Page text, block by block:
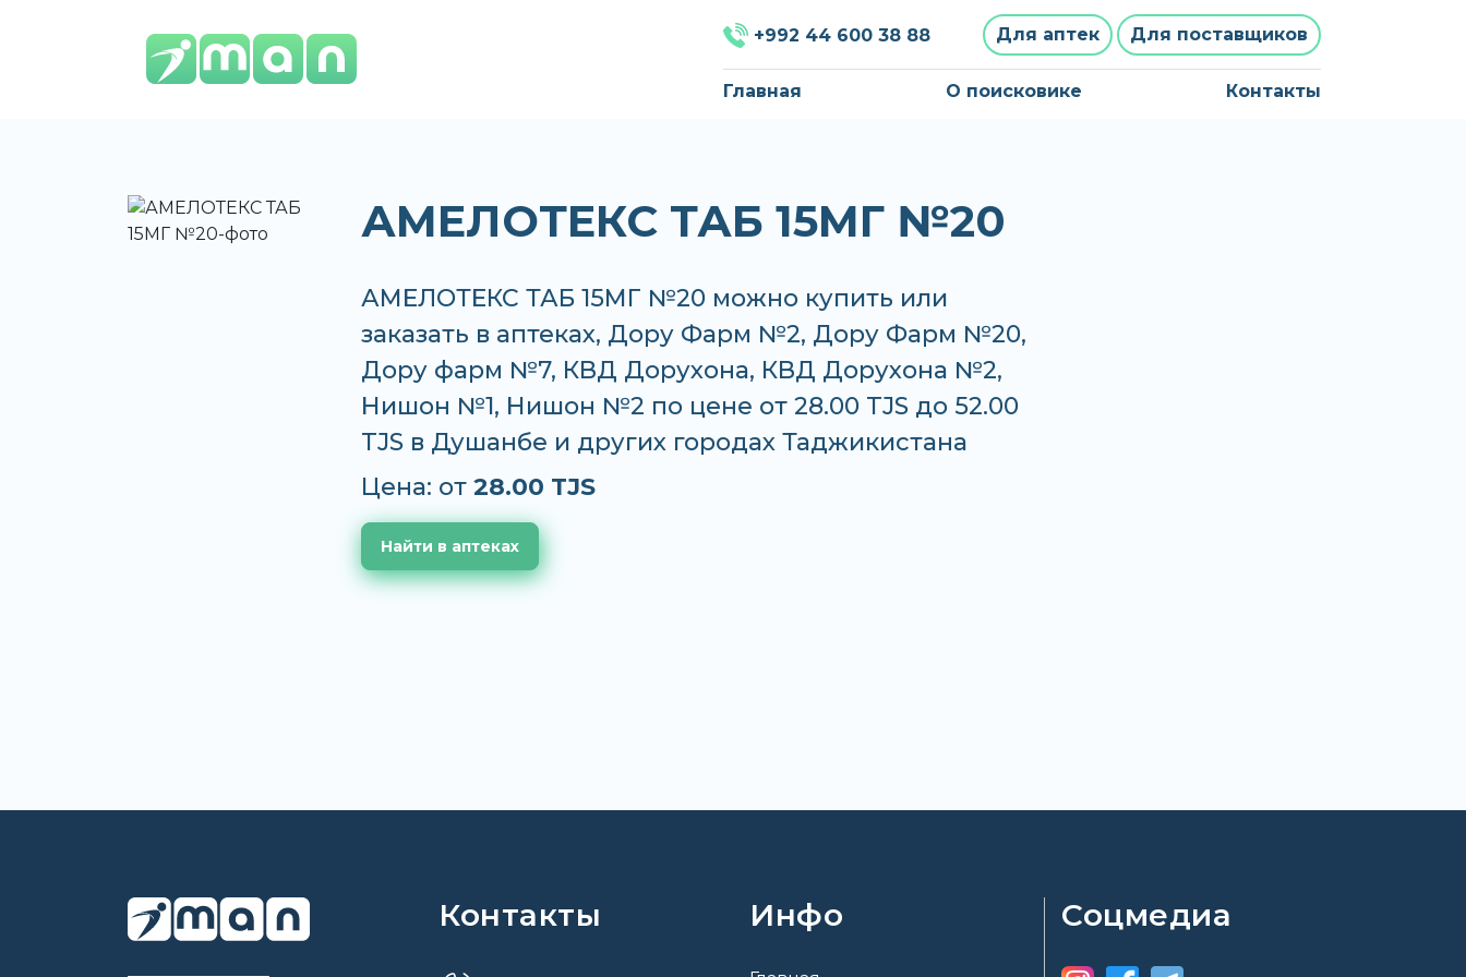
+992 44 600 38 88 Для аптек Для поставщиков
Главная О поисковике Контакты
АМЕЛОТЕКС ТАБ 15МГ №20
АМЕЛОТЕКС ТАБ 15МГ №20 можно купить или
заказать в аптеках, Дору Фарм №2, Дору Фарм №20,
Дору фарм №7, КВД Дорухона, КВД Дорухона №2,
Нишон №1, Нишон №2 по цене от 28.00 TJS до 52.00
TJS в Душанбе и других городах Таджикистана
Цена: от 28.00 TJS
Найти в аптеках
Контакты Инфо Соцмедиа